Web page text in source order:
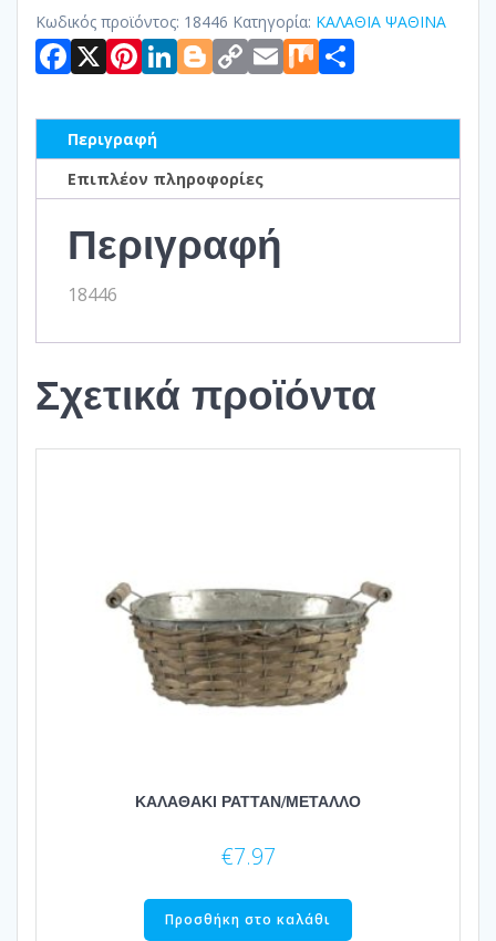
ΣΕ
2ΤΕΜ
ποσότητα
Κωδικός προϊόντος: 18446 Κατηγορία: ΚΑΛΑΘΙΑ ΨΑΘΙΝΑ
Facebook
X Pinterest
LinkedIn
Blogger
Copy
Link
Email
Mix
Περιγραφή
Επιπλέον πληροφορίες
Περιγραφή
18446
Σχετικά προϊόντα
ΚΑΛΑΘΑΚΙ ΡΑΤΤΑΝ/ΜΕΤΑΛΛΟ
€7.97
Προσθήκη στο καλάθι